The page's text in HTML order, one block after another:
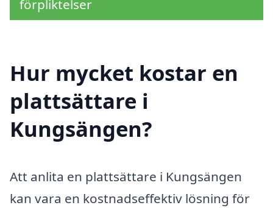
förpliktelser
Hur mycket kostar en
plattsättare i
Kungsängen?
Att anlita en plattsättare i Kungsängen
kan vara en kostnadseffektiv lösning för